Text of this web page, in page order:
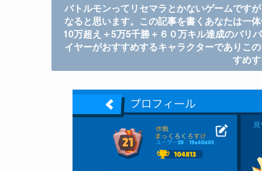
バトルモンってリセマラとかないゲームです
なると思います。この記事を書くあなたは一
10万超え＋5万5千勝＋６０万キル達成のバリ
イヤーがおすすめするキャラクターでありこ
すめ